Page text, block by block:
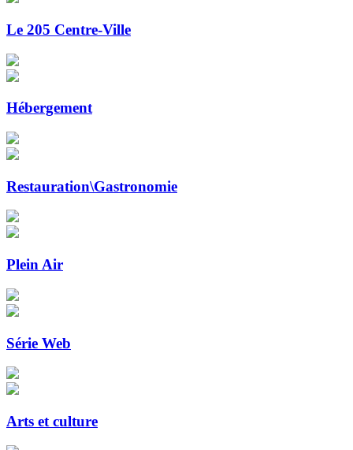
Le 205 Centre-Ville
Hébergement
Restauration\Gastronomie
Plein Air
Série Web
Arts et culture